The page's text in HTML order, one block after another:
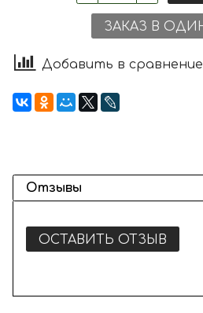
ЗАКАЗ В
Добавить в сравнение
Отзывы
ОСТАВИТЬ ОТЗЫВ